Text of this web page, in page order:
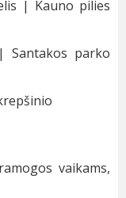
| Kauno pilies
parko
vaikams,